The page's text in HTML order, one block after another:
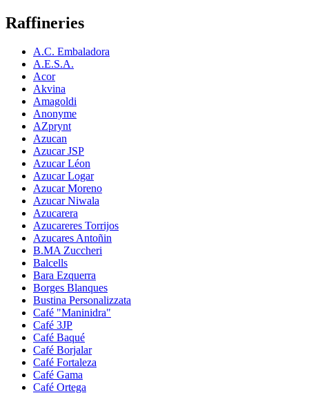
Raffineries
A.C. Embaladora
A.E.S.A.
Acor
Akvina
Amagoldi
Anonyme
AZprynt
Azucan
Azucar JSP
Azucar Léon
Azucar Logar
Azucar Moreno
Azucar Niwala
Azucarera
Azucareres Torrijos
Azucares Antoñin
B.MA Zuccheri
Balcells
Bara Ezquerra
Borges Blanques
Bustina Personalizzata
Café "Maninidra"
Café 3JP
Café Baqué
Café Borjalar
Café Fortaleza
Café Gama
Café Ortega